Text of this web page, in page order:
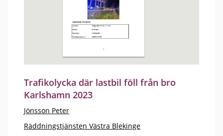
Trafikolycka där lastbil föll från bro
Karlshamn 2023
Jönsson Peter
Räddningstjänsten Västra Blekinge